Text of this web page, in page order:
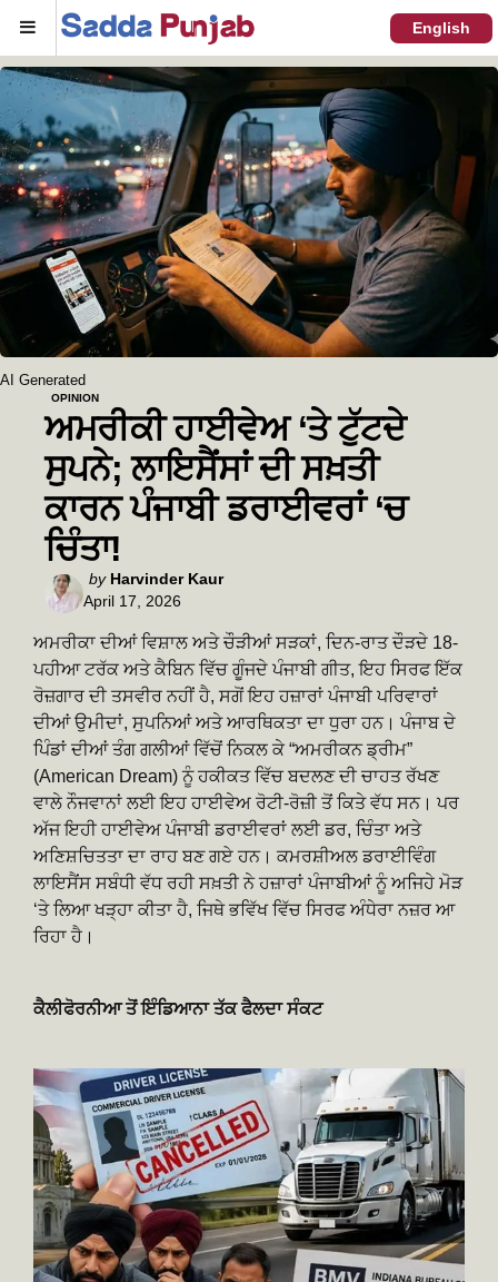
Menu English
AI Generated
OPINION
ਅਮਰੀਕੀ ਹਾਈਵੇਅ ‘ਤੇ ਟੁੱਟਦੇ
ਸੁਪਨੇ; ਲਾਇਸੈਂਸਾਂ ਦੀ ਸਖ਼ਤੀ
ਕਾਰਨ ਪੰਜਾਬੀ ਡਰਾਈਵਰਾਂ ‘ਚ
ਚਿੰਤਾ!
Posted
by
by Harvinder Kaur
April 17, 2026
ਅਮਰੀਕਾ ਦੀਆਂ ਵਿਸ਼ਾਲ ਅਤੇ ਚੌੜੀਆਂ ਸੜਕਾਂ, ਦਿਨ-ਰਾਤ ਦੌੜਦੇ 18-
ਪਹੀਆ ਟਰੱਕ ਅਤੇ ਕੈਬਿਨ ਵਿੱਚ ਗੂੰਜਦੇ ਪੰਜਾਬੀ ਗੀਤ, ਇਹ ਸਿਰਫ ਇੱਕ
ਰੋਜ਼ਗਾਰ ਦੀ ਤਸਵੀਰ ਨਹੀਂ ਹੈ, ਸਗੋਂ ਇਹ ਹਜ਼ਾਰਾਂ ਪੰਜਾਬੀ ਪਰਿਵਾਰਾਂ
ਦੀਆਂ ਉਮੀਦਾਂ, ਸੁਪਨਿਆਂ ਅਤੇ ਆਰਥਿਕਤਾ ਦਾ ਧੁਰਾ ਹਨ। ਪੰਜਾਬ ਦੇ
ਪਿੰਡਾਂ ਦੀਆਂ ਤੰਗ ਗਲੀਆਂ ਵਿੱਚੋਂ ਨਿਕਲ ਕੇ “ਅਮਰੀਕਨ ਡ੍ਰੀਮ”
(American Dream) ਨੂੰ ਹਕੀਕਤ ਵਿੱਚ ਬਦਲਣ ਦੀ ਚਾਹਤ ਰੱਖਣ
ਵਾਲੇ ਨੌਜਵਾਨਾਂ ਲਈ ਇਹ ਹਾਈਵੇਅ ਰੋਟੀ-ਰੋਜ਼ੀ ਤੋਂ ਕਿਤੇ ਵੱਧ ਸਨ। ਪਰ
ਅੱਜ ਇਹੀ ਹਾਈਵੇਅ ਪੰਜਾਬੀ ਡਰਾਈਵਰਾਂ ਲਈ ਡਰ, ਚਿੰਤਾ ਅਤੇ
ਅਣਿਸ਼ਚਿਤਤਾ ਦਾ ਰਾਹ ਬਣ ਗਏ ਹਨ। ਕਮਰਸ਼ੀਅਲ ਡਰਾਈਵਿੰਗ
ਲਾਇਸੈਂਸ ਸਬੰਧੀ ਵੱਧ ਰਹੀ ਸਖ਼ਤੀ ਨੇ ਹਜ਼ਾਰਾਂ ਪੰਜਾਬੀਆਂ ਨੂੰ ਅਜਿਹੇ ਮੋੜ
‘ਤੇ ਲਿਆ ਖੜ੍ਹਾ ਕੀਤਾ ਹੈ, ਜਿਥੇ ਭਵਿੱਖ ਵਿੱਚ ਸਿਰਫ ਅੰਧੇਰਾ ਨਜ਼ਰ ਆ
ਰਿਹਾ ਹੈ।
ਕੈਲੀਫੋਰਨੀਆ ਤੋਂ ਇੰਡਿਆਨਾ ਤੱਕ ਫੈਲਦਾ ਸੰਕਟ